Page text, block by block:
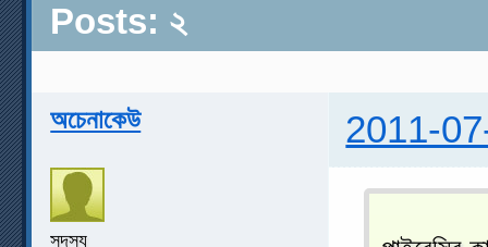
Posts: ২
অচেনাকেউ 2011-
সদস্য